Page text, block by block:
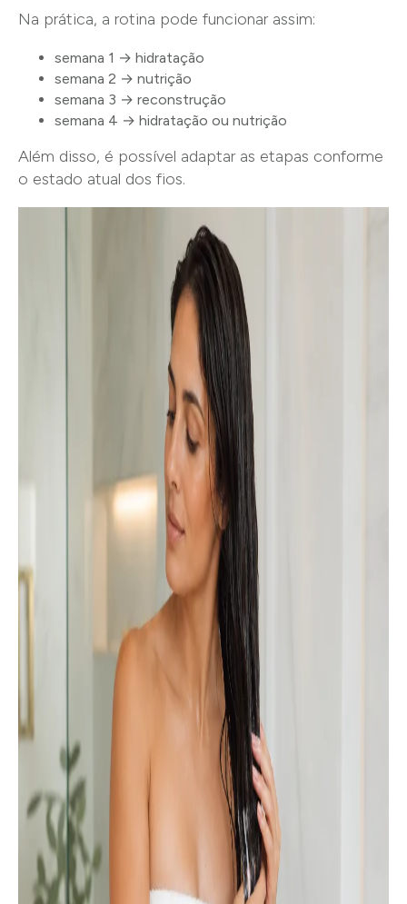
Na prática, a rotina pode funcionar assim:
semana 1 → hidratação
semana 2 → nutrição
semana 3 → reconstrução
semana 4 → hidratação ou nutrição
Além disso, é possível adaptar as etapas conforme
o estado atual dos fios.